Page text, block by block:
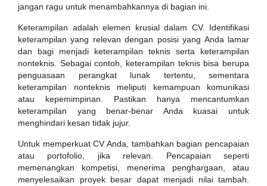
jangan ragu untuk menambahkannya di bagian ini.
Keterampilan adalah elemen krusial dalam CV. Identifikasi
keterampilan yang relevan dengan posisi yang Anda lamar
dan bagi menjadi keterampilan teknis serta keterampilan
nonteknis. Sebagai contoh, keterampilan teknis bisa berupa
penguasaan perangkat lunak tertentu, sementara
keterampilan nonteknis meliputi kemampuan komunikasi
atau kepemimpinan. Pastikan hanya mencantumkan
keterampilan yang benar-benar Anda kuasai untuk
menghindari kesan tidak jujur.
Untuk memperkuat CV Anda, tambahkan bagian pencapaian
atau portofolio, jika relevan. Pencapaian seperti
memenangkan kompetisi, menerima penghargaan, atau
menyelesaikan proyek besar dapat menjadi nilai tambah.